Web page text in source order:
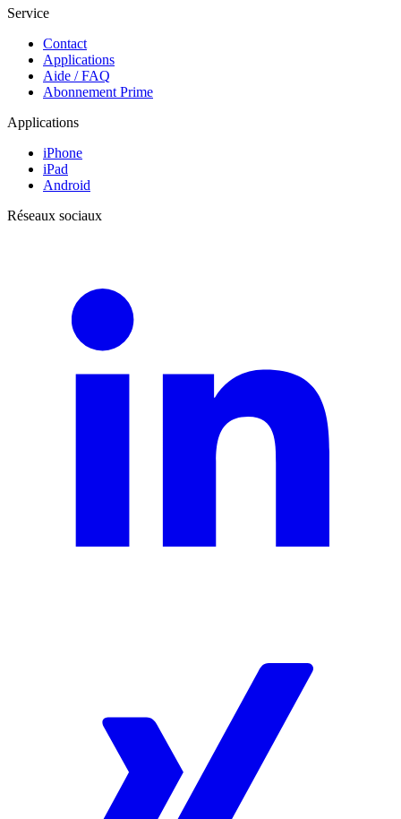
Service
Contact
Applications
Aide / FAQ
Abonnement Prime
Applications
iPhone
iPad
Android
Réseaux sociaux